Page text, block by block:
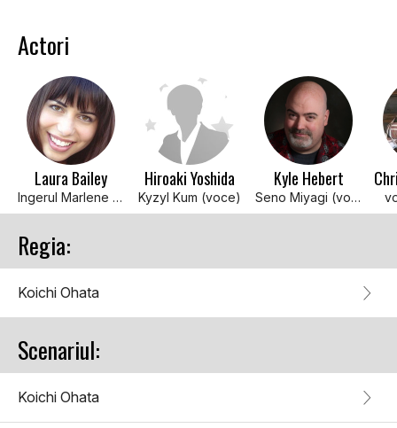
Actori
Laura Bailey
Ingerul Marlene (voce: versiunea in engleza)
Hiroaki Yoshida
Kyzyl Kum (voce)
Kyle Hebert
Seno Miyagi (voce)
Regia:
Koichi Ohata
Scenariul:
Koichi Ohata